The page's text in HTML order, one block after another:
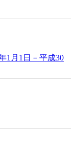
1月1日－平成30